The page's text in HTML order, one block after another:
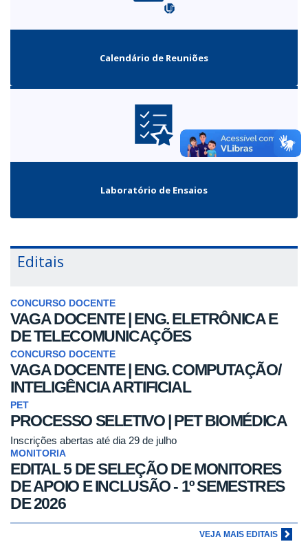
Calendário de Reuniões
Laboratório de Ensaios
Editais
CONCURSO DOCENTE
VAGA DOCENTE | ENG. ELETRÔNICA E
DE TELECOMUNICAÇÕES
CONCURSO DOCENTE
VAGA DOCENTE | ENG. COMPUTAÇÃO/
INTELIGÊNCIA ARTIFICIAL
PET
PROCESSO SELETIVO | PET BIOMÉDICA
Inscrições abertas até dia 29 de julho
MONITORIA
EDITAL 5 DE SELEÇÃO DE MONITORES
DE APOIO E INCLUSÃO - 1º SEMESTRES
DE 2026
VEJA MAIS EDITAIS